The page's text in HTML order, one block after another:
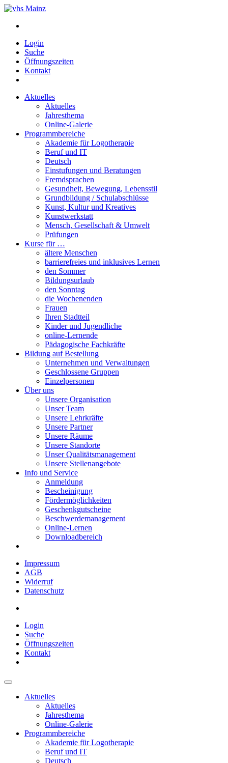
Login
Suche
Öffnungszeiten
Kontakt
Aktuelles
Aktuelles
Jahresthema
Online-Galerie
Programmbereiche
Akademie für Logotherapie
Beruf und IT
Deutsch
Einstufungen und Beratungen
Fremdsprachen
Gesundheit, Bewegung, Lebensstil
Grundbildung / Schulabschlüsse
Kunst, Kultur und Kreatives
Kunstwerkstatt
Mensch, Gesellschaft & Umwelt
Prüfungen
Kurse für …
ältere Menschen
barrierefreies und inklusives Lernen
den Sommer
Bildungsurlaub
den Sonntag
die Wochenenden
Frauen
Ihren Stadtteil
Kinder und Jugendliche
online-Lernende
Pädagogische Fachkräfte
Bildung auf Bestellung
Unternehmen und Verwaltungen
Geschlossene Gruppen
Einzelpersonen
Über uns
Unsere Organisation
Unser Team
Unsere Lehrkräfte
Unsere Partner
Unsere Räume
Unsere Standorte
Unser Qualitätsmanagement
Unsere Stellenangebote
Info und Service
Anmeldung
Bescheinigung
Fördermöglichkeiten
Geschenkgutscheine
Beschwerdemanagement
Online-Lernen
Downloadbereich
Impressum
AGB
Widerruf
Datenschutz
Login
Suche
Öffnungszeiten
Kontakt
Aktuelles
Aktuelles
Jahresthema
Online-Galerie
Programmbereiche
Akademie für Logotherapie
Beruf und IT
Deutsch